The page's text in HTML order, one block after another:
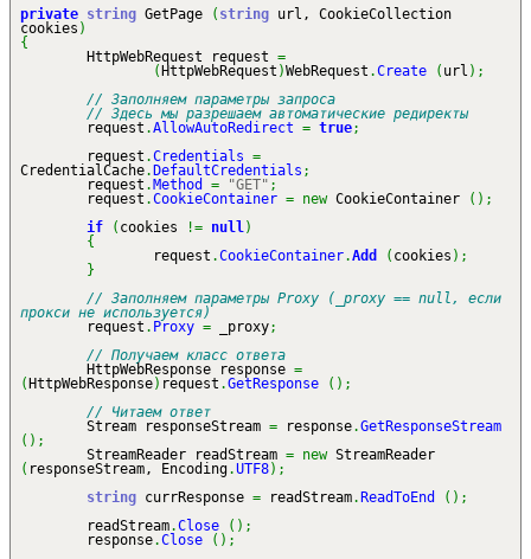
private string GetPage ( string url, CookieCollection
cookies )
{
HttpWebRequest request =
( HttpWebRequest )WebRequest .Create ( url ) ;
// Заполняем параметры запроса
// Здесь мы разрешаем автоматические редиректы
request .AllowAutoRedirect = true;
request .Credentials =
CredentialCache. DefaultCredentials ;
request . Method = "GET" ;
request .CookieContainer = newCookieContainer ( ) ;
if
( cookies != null)
{
request .CookieContainer.Add ( cookies ) ;
}
// Заполняем параметры Proxy (_proxy == null, если
прокси не используется)
request . Proxy = _proxy;
// Получаем класс ответа
HttpWebResponse response =
( HttpWebResponse) request .GetResponse ( ) ;
// Читаем ответ
Stream responseStream = response.GetResponseStream
( ) ;
StreamReader readStream = newStreamReader
( responseStream, Encoding.UTF8) ;
string currResponse = readStream. ReadToEnd ( ) ;
readStream.Close ( ) ;
response.Close ( ) ;